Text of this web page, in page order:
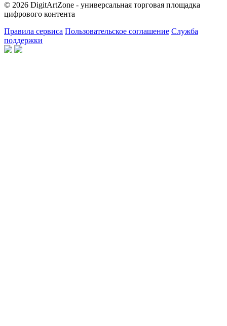
© 2026 DigitArtZone - универсальная торговая площадка
цифрового контента
Правила сервиса Пользовательское соглашение Служба
поддержки